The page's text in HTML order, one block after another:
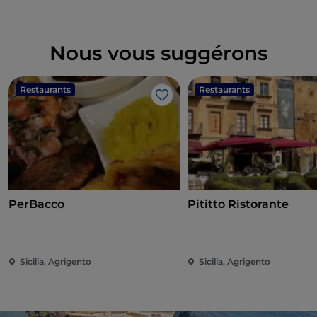
Nous vous suggérons
Restaurants
J’aime
PerBacco
Sicilia, Agrigento
Restaurants
Pititto Ristorante
Sicilia, Agrigento